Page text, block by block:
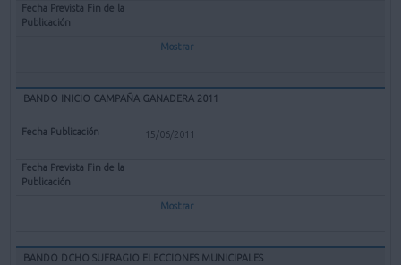
Mostrar
BANDO INICIO CAMPAÑA GANADERA 2011
15/06/2011
Mostrar
BANDO DCHO SUFRAGIO ELECCIONES MUNICIPALES